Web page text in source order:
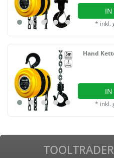
IN
* inkl.
Hand
IN
* inkl.